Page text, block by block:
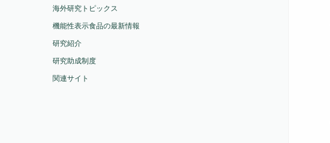
海外研究トピックス
機能性表示食品の最新情報
研究紹介
研究助成制度
関連サイト